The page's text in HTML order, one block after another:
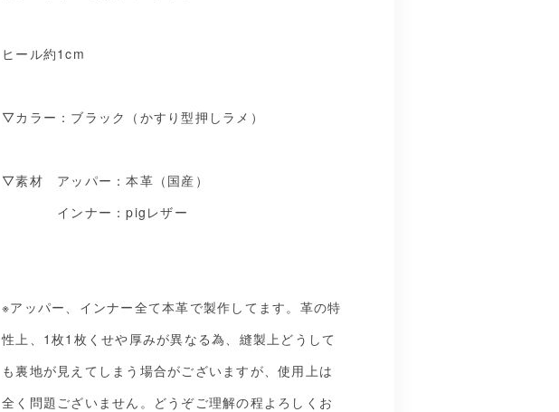
ヒール約1cm
▽カラー：ブラック（かすり型押しラメ）
▽素材 アッパー：本革（国産）
インナー：pigレザー
※アッパー、インナー全て本革で製作してます。革の特
性上、1枚1枚くせや厚みが異なる為、縫製上どうして
も裏地が見えてしまう場合がございますが、使用上は
全く問題ございません。どうぞご理解の程よろしくお